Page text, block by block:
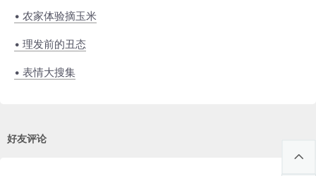
• 农家体验摘玉米
• 理发前的丑态
• 表情大搜集
好友评论